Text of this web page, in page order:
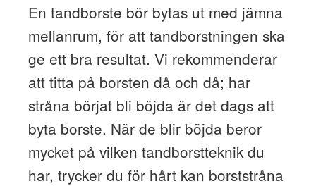
En tandborste bör bytas ut med jämna
mellanrum, för att tandborstningen ska
ge ett bra resultat. Vi rekommenderar
att titta på borsten då och då; har
stråna börjat bli böjda är det dags att
byta borste. När de blir böjda beror
mycket på vilken tandborstteknik du
har, trycker du för hårt kan borststråna